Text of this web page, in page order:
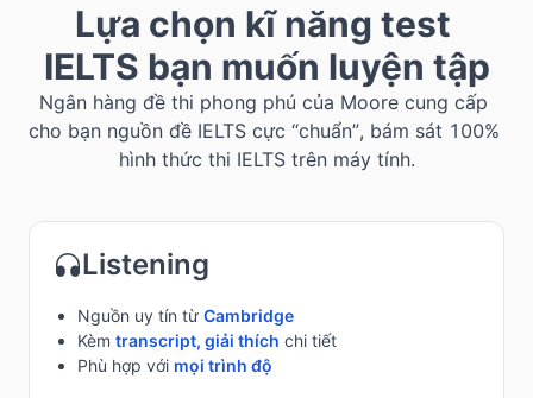
Lựa chọn kĩ năng test
IELTS bạn muốn luyện tập
Ngân hàng đề thi phong phú của Moore cung cấp
cho bạn nguồn đề IELTS cực “chuẩn”, bám sát 100%
hình thức thi IELTS trên máy tính.
Listening
Nguồn uy tín từ Cambridge
Kèm transcript, giải thích chi tiết
Phù hợp với mọi trình độ